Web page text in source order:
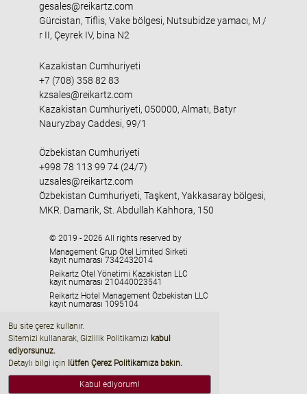
Bu site çerez kullanır.
Sitemizi kullanarak, Gizlilik Politikamızı kabul
ediyorsunuz.
Detaylı bilgi için lütfen Çerez Politikamıza bakın.
Kabul ediyorum!
gesales@reikartz.com
Gürcistan, Tiflis, Vake bölgesi, Nutsubidze yamacı, M /
r II, Çeyrek IV, bina N2
Kazakistan Cumhuriyeti
+7 (708) 358 82 83
kzsales@reikartz.com
Kazakistan Cumhuriyeti, 050000, Almatı, Batyr
Nauryzbay Caddesi, 99/1
Özbekistan Cumhuriyeti
+998 78 113 99 74 (24/7)
uzsales@reikartz.com
Özbekistan Cumhuriyeti, Taşkent, Yakkasaray bölgesi,
MKR. Damarik, St. Abdullah Kahhora, 150
© 2019 - 2026 All rights reserved by
Management Grup Otel Limited Sirketi
kayıt numarası 7342432014
Reikartz Otel Yönetimi Kazakistan LLC
kayıt numarası 210440023541
Reikartz Hotel Management Özbekistan LLC
kayıt numarası 1095104
kayıt numarası 405329416